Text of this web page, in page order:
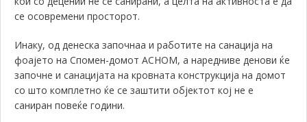
се осовремени просторот.
Инаку, од денеска започнаа и работите на санација на
фоајето на Спомен-домот АСНОМ, а наредниве денови ќе
започне и санацијата на кровната конструкција на домот
со што комплетно ќе се заштити објектот кој не е
саниран повеќе години.